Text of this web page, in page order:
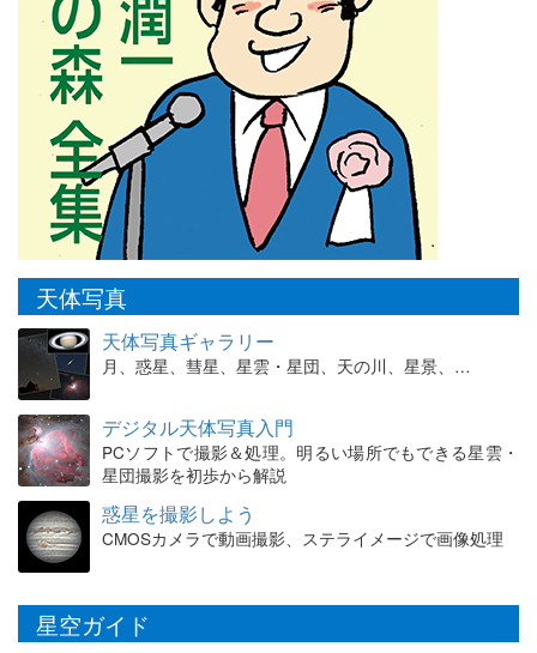
天体写真
天体写真ギャラリー
月、惑星、彗星、星雲・星団、天の川、星景、…
デジタル天体写真入門
PCソフトで撮影＆処理。明るい場所でもできる星雲・
星団撮影を初歩から解説
惑星を撮影しよう
CMOSカメラで動画撮影、ステライメージで画像処理
星空ガイド